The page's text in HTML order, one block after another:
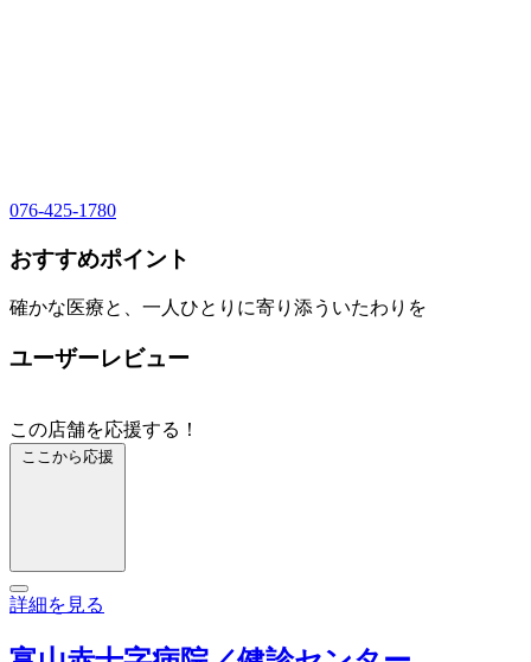
076-425-1780
おすすめポイント
確かな医療と、一人ひとりに寄り添ういたわりを
ユーザーレビュー
この店舗を応援する！
ここから応援
詳細を見る